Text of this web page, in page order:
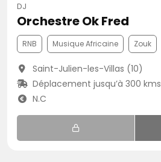
DJ
Orchestre Ok Fred
RNB Musique Africaine Zouk
Saint-Julien-les-Villas (10)
Déplacement jusqu’à 300 kms
N.C